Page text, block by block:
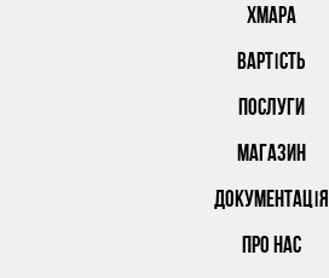
ХМАРА
ВАРТІСТЬ
ПОСЛУГИ
МАГАЗИН
ДОКУМЕНТАЦІЯ
ПРО НАС